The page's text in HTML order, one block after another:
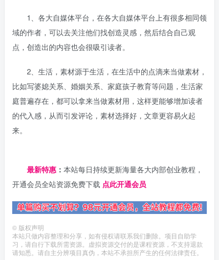
1、各大自媒体平台，在各大自媒体平台上有很多相同领
域的作者，可以去关注他们找创造灵感，然后结合自己观
点，创造出的内容也会很吸引读者。
2、生活，素材源于生活，在生活中的点滴来当做素材，
比如写婆媳关系、婚姻关系、家庭孩子教育等问题，生活家
庭普遍存在，都可以拿来当做素材用，这样更能够增加读者
的代入感，从而引发评论，素材选择好，文章更容易火起
来。
最新特惠 ： 本站每日持续更新海量各大内部创业教程，
开通会员全站资源免费下载 点此开通会员
© 版权声明
本站只做内容整理和分享，如有侵权请联系我们删除。项目自助学
习，请自行下载所需资源。虚拟资源交付的是课程资源，不支持退款
请知悉。请自主分辨项目真伪，本站不承担所产生的任何法律责任。